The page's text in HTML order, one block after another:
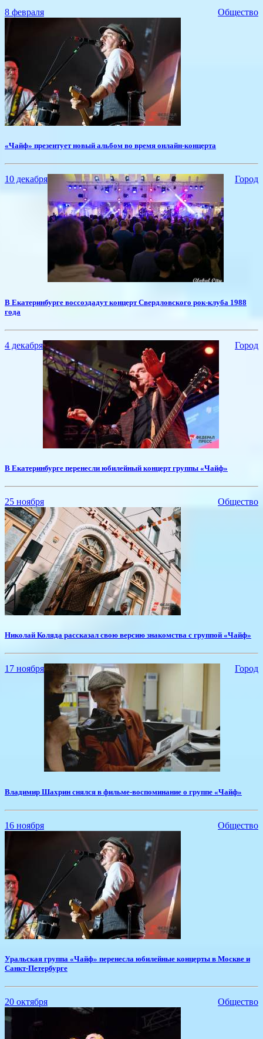
8 февраля Общество
​«Чайф» презентует новый альбом во время онлайн-концерта
10 декабря Город
​В Екатеринбурге воссоздадут концерт Свердловского рок-клуба 1988
года
4 декабря Город
​В Екатеринбурге перенесли юбилейный концерт группы «Чайф»
25 ноября Общество
​Николай Коляда рассказал свою версию знакомства с группой «Чайф»
17 ноября Город
Владимир Шахрин снялся в фильме-воспоминание о группе «Чайф»
16 ноября Общество
​Уральская группа «Чайф» перенесла юбилейные концерты в Москве и
Санкт-Петербурге
20 октября Общество